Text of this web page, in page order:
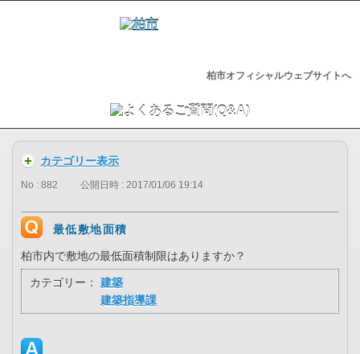
柏市オフィシャルウェブサイトへ
カテゴリー表示
No : 882 公開日時 : 2017/01/06 19:14
最低敷地面積
柏市内で敷地の最低面積制限はありますか？
カテゴリー：
建築
建築指導課